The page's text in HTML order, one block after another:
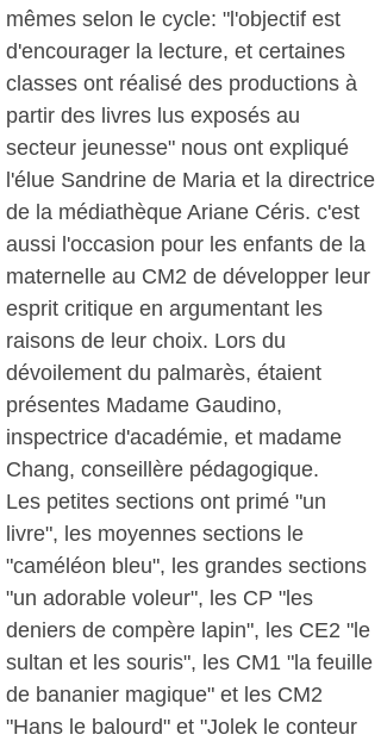
mêmes selon le cycle: "l'objectif est
d'encourager la lecture, et certaines
classes ont réalisé des productions à
partir des livres lus exposés au
secteur jeunesse" nous ont expliqué
l'élue Sandrine de Maria et la directrice
de la médiathèque Ariane Céris. c'est
aussi l'occasion pour les enfants de la
maternelle au CM2 de développer leur
esprit critique en argumentant les
raisons de leur choix. Lors du
dévoilement du palmarès, étaient
présentes Madame Gaudino,
inspectrice d'académie, et madame
Chang, conseillère pédagogique.
Les petites sections ont primé "un
livre", les moyennes sections le
"caméléon bleu", les grandes sections
"un adorable voleur", les CP "les
deniers de compère lapin", les CE2 "le
sultan et les souris", les CM1 "la feuille
de bananier magique" et les CM2
"Hans le balourd" et "Jolek le conteur